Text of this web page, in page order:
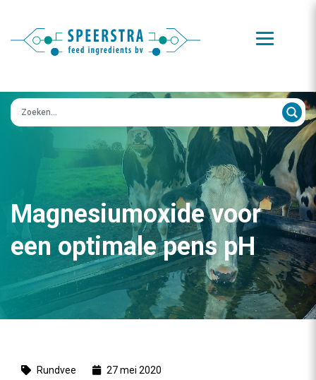
Zoeken op:
Magnesiumoxide voor
een optimale pens pH
Rundvee 27 mei 2020